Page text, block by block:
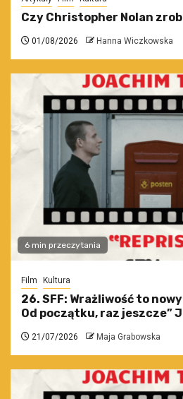
Czy Christopher Nolan
01/08/2026 Hanna Wiczkowska
6 min przeczytania
Film Kultura
26. SFF: Wrażliwość to
Od początku, raz jeszcze”
21/07/2026 Maja Grabowska